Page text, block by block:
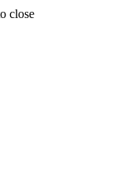
close